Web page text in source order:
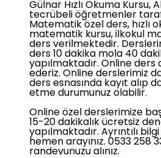
Gülnar Hızlı Okuma Kursu,
tecrübeli öğretmenler
Matematik özel ders, hızlı
matematik kursu, ilkokul
ders verilmektedir.
ders 10 dakika mola 40
yapılmaktadır. Online ders
ederiz. Online derslerimiz
ders esnasında kayıt alıp
etme durumunuz olabilir.
Online özel derslerimize
15-20 dakikalık ücretsiz
yapılmaktadır. Ayrıntılı
hemen arayınız. 0533 258
randevunuzu alınız.